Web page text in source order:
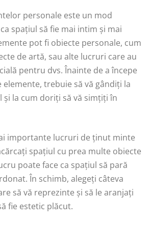
personale este un mod
spațiul să fie mai intim și mai
pot fi obiecte personale, cum
de artă, sau alte lucruri care au
pentru dvs. Înainte de a începe
elemente, trebuie să vă gândiți la
și la cum doriți să vă simțiți în
importante lucruri de ținut minte
spațiul cu prea multe obiecte
poate face ca spațiul să pară
În schimb, alegeți câteva
să vă reprezinte și să le aranjați
fie estetic plăcut.